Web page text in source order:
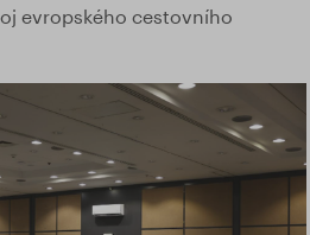
evropského cestovního